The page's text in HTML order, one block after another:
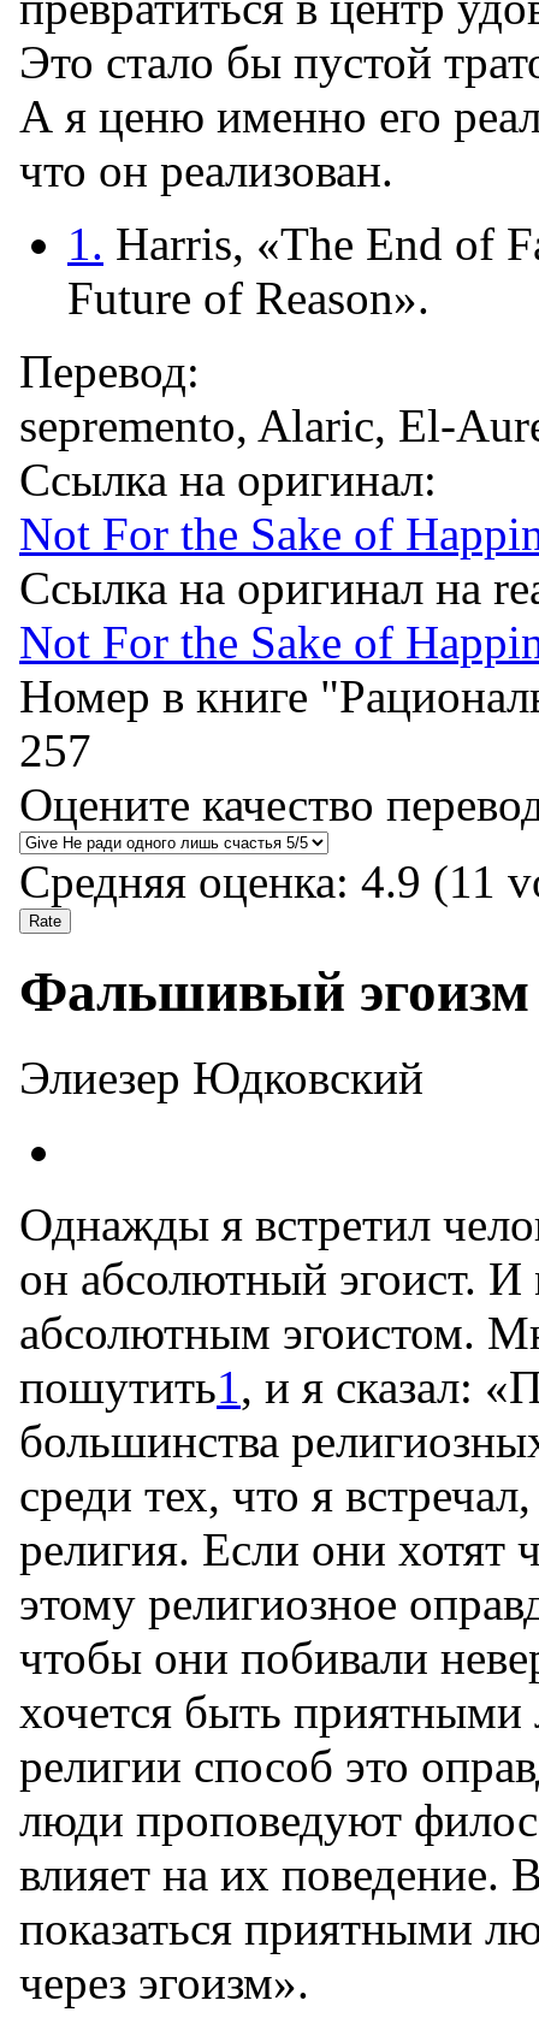
Это стало бы пустой
А я ценю именно его
что он реализован.
1. Harris, «The End of
Future of Reason».
Перевод:
sepremento, Alaric, El-
Ссылка на оригинал:
Not For the Sake of
Ссылка на оригинал на
Not For the Sake of
Номер в книге
257
Оцените качество
Средняя оценка: 4.9 (11
Фальшивый эгоизм
Элиезер Юдковский
Однажды я встретил
он абсолютный эгоист. И
абсолютным эгоистом.
пошутить1 , и я сказал:
большинства
среди тех, что я
религия. Если они хотят
этому религиозное
чтобы они побивали
хочется быть
религии способ это
люди проповедуют
влияет на их поведение.
показаться приятными
через эгоизм».